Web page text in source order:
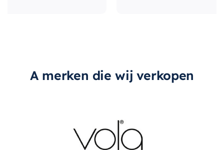
A merken die wij verkopen